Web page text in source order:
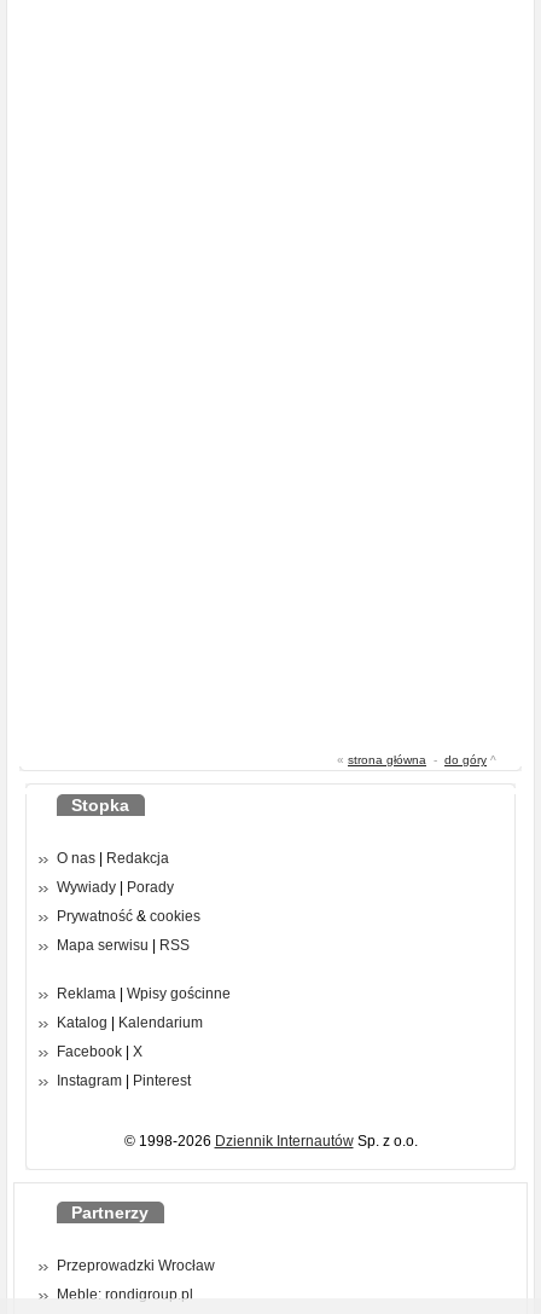
« strona główna - do góry ^
Stopka
O nas
Redakcja
Wywiady
Porady
Prywatność & cookies
Mapa serwisu
RSS
Reklama
Wpisy gościnne
Katalog
Kalendarium
Facebook
X
Instagram
Pinterest
© 1998-2026 Dziennik InternautówSp. z o.o.
Partnerzy
Przeprowadzki Wrocław
Meble: rondigroup.pl